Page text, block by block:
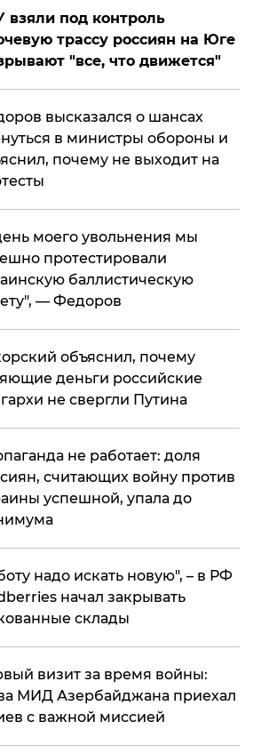
взяли под контроль
трассу россиян на Юге
"все, что движется"
высказался о шансах
в министры обороны и
почему не выходит на
моего увольнения мы
протестировали
баллистическую
— Федоров
объяснил, почему
деньги российские
не свергли Путина
не работает: доля
считающих войну против
успешной, упала до
надо искать новую", – в РФ
начал закрывать
склады
визит за время войны:
МИД Азербайджана приехал
с важной миссией